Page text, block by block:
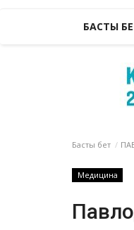
БАСТЫ
Басты бет
Медицина